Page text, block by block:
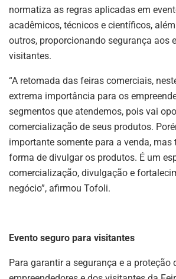
normatiza as regras aplicadas em
acadêmicos, técnicos e científicos,
outros, proporcionando segurança aos
visitantes.
“A retomada das feiras comerciais,
extrema importância para os
segmentos que atendemos, pois vai
comercialização de seus produtos.
importante somente para a venda, mas
forma de divulgar os produtos. É um
comercialização, divulgação e
negócio”, afirmou Tofoli.
Evento seguro para visitantes
Para garantir a segurança e a proteção